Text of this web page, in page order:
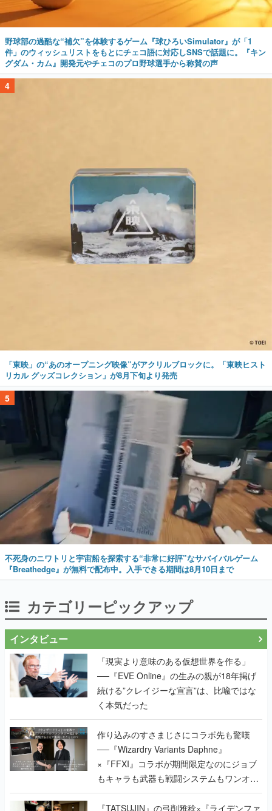
野球部の過酷な“補欠”を体験するゲーム『球ひろいSimulator』が「1
件」のウィッシュリストをもとにチェコ語に対応しSNSで話題に。『キン
グダム・カム』開発元やチェコのプロ野球選手から称賛の声
4
「東映」の“あのオープニング映像”がアクリルブロックに。「東映ヒスト
リカル グッズコレクション」が8月下旬より発売
5
不死身のニワトリと宇宙船を探索する“非常に好評”なサバイバルゲーム
『Breathedge』が無料で配布中。入手できる期間は8月10日まで
カテゴリーピックアップ
インタビュー
「現実より意味のある仮想世界を作る」
──『EVE Online』の生みの親が18年掲げ
続ける”クレイジーな宣言”は、比喩ではな
く本気だった
作り込みのすさまじさにコラボ先も驚嘆
──『Wizardry Variants Daphne』
×『FFXI』コラボが期間限定なのにジョブ
もキャラも武器も戦闘システムもワンオフ
で作り込まれた理由を両ディレクターに聞
く
『TATSUJIN』の弓削雅稔×『ライデンファ